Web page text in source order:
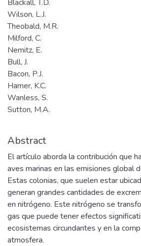
Blackall, T.D.
Wilson, L.J.
Theobald, M.R.
Milford, C.
Nemitz, E.
Bull, J.
Bacon, P.J.
Hamer, K.C.
Wanless, S.
Sutton, M.A.
Abstract
El artículo aborda la contribución que
aves marinas en las emisiones global
Estas colonias, que suelen estar
generan grandes cantidades de
en nitrógeno. Este nitrógeno se
gas que puede tener efectos
ecosistemas circundantes y en la
atmosfera.